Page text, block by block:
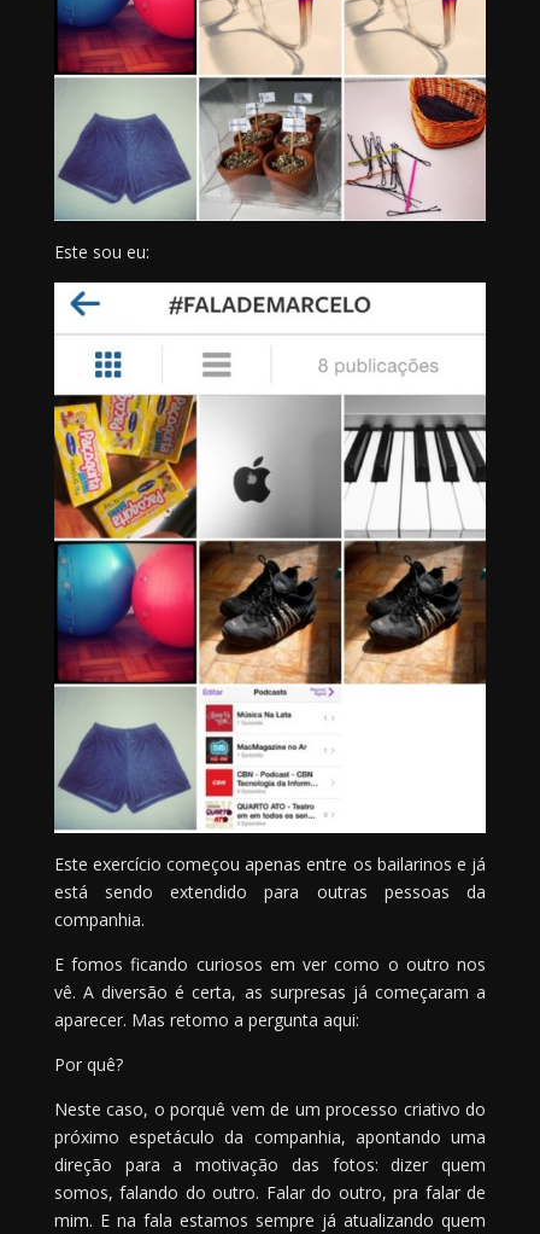
Este sou eu:
Este exercício começou apenas entre os bailarinos e já
está sendo extendido para outras pessoas da
companhia.
E fomos ficando curiosos em ver como o outro nos
vê. A diversão é certa, as surpresas já começaram a
aparecer. Mas retomo a pergunta aqui:
Por quê?
Neste caso, o porquê vem de um processo criativo do
próximo espetáculo da companhia, apontando uma
direção para a motivação das fotos: dizer quem
somos, falando do outro. Falar do outro, pra falar de
mim. E na fala estamos sempre já atualizando quem